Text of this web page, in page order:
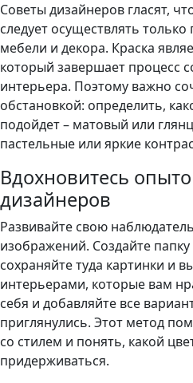
Советы дизайнеров гласят,
следует осуществлять
мебели и декора. Краска
который завершает процесс
интерьера. Поэтому важно
обстановкой: определить,
подойдет – матовый или
пастельные или яркие
Вдохновитесь
дизайнеров
Развивайте свою
изображений. Создайте
сохраняйте туда картинки и
интерьерами, которые вам
себя и добавляйте все
приглянулись. Этот метод
со стилем и понять, какой
придерживаться.